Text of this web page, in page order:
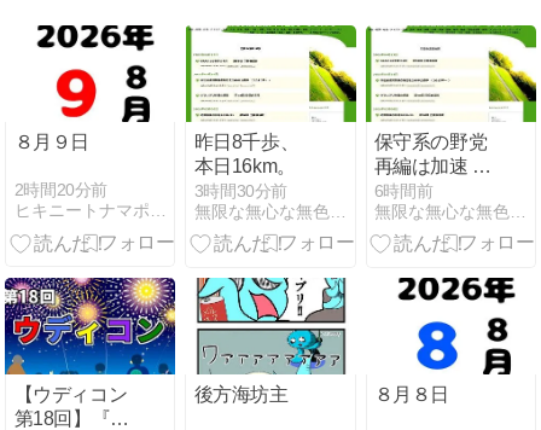
８月９日
2時間20分前
ヒキニートナマポ孤独死まっしぐら
昨日8千歩、
本日16km。
3時間30分前
無限な無心な無色なシャイニング・ブライトリー
保守系の野党
再編は加速 宇
宙のあくび
【385】
6時間前
無限な無心な無色なシャイニング・ブライトリー
【ウディコン
第18回】『ハ
後方海坊主 ８月８日